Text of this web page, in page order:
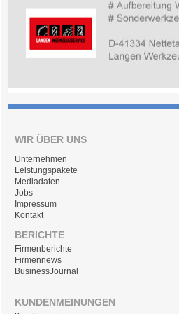
WIR ÜBER UNS
Unternehmen
Leistungspakete
Mediadaten
Jobs
Impressum
Kontakt
BERICHTE
Firmenberichte
Firmennews
BusinessJournal
KUNDENMEINUNGEN